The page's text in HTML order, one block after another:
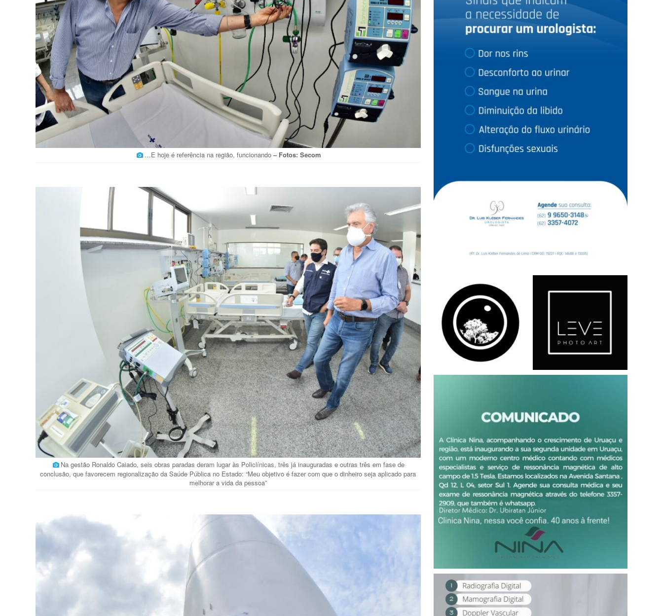
…E hoje é referência na região, funcionando – Fotos: Secom
Na gestão Ronaldo Caiado, seis obras paradas deram lugar às Policlínicas, três já inauguradas e outras três em fase de
conclusão, que favorecem regionalização da Saúde Pública no Estado: “Meu objetivo é fazer com que o dinheiro seja aplicado para
melhorar a vida da pessoa”